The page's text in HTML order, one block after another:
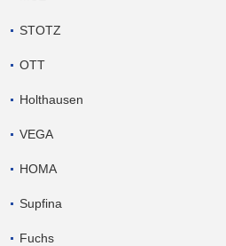
STOTZ
OTT
Holthausen
VEGA
HOMA
Supfina
Fuchs